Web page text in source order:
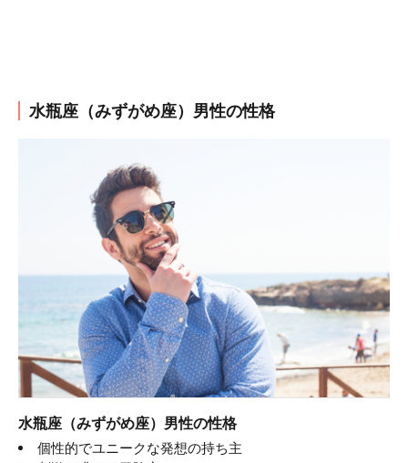
水瓶座（みずがめ座）男性の性格
水瓶座（みずがめ座）男性の性格
個性的でユニークな発想の持ち主